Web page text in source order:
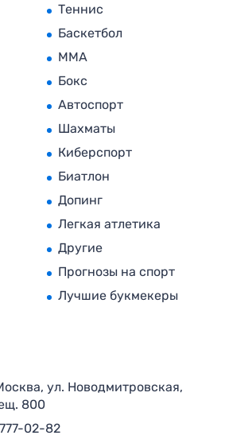
Теннис
Баскетбол
MMA
Бокс
Автоспорт
Шахматы
Киберспорт
Биатлон
Допинг
Легкая атлетика
Другие
Прогнозы на спорт
Лучшие букмекеры
ул. Новодмитровская,
800
02-82